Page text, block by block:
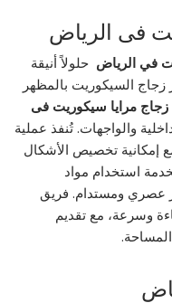
فى الرياض
في الرياض حلولاً أنيقة
زجاج السيكوريت بالمظهر
مرايا سيكوريت فى
والواجهات. تُنفذ عملية
إمكانية تخصيص الأشكال
استخدام مواد
عصري ومستدام. فريق
وسرعة، مع تقديم